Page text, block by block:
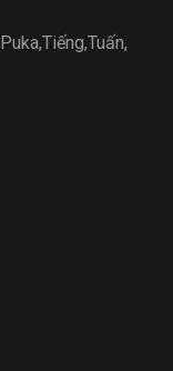
Puka,Tiếng,Tuấn,